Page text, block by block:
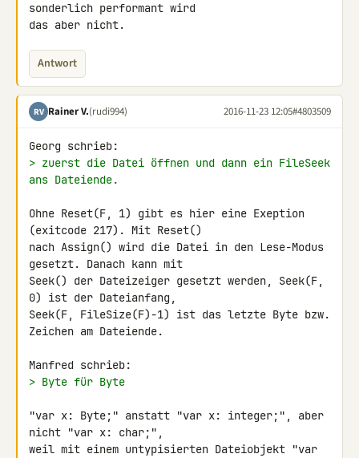
sonderlich performant wird
das aber nicht.
Antwort
RV Rainer V.(rudi994) 2016-11-23 12:05#4803509
> zuerst die Datei öffnen und dann ein FileSeek
ans Dateiende.
Ohne Reset(F, 1) gibt es hier eine Exeption
(exitcode 217). Mit Reset()
nach Assign() wird die Datei in den Lese-Modus
gesetzt. Danach kann mit
Seek() der Dateizeiger gesetzt werden, Seek(F,
0) ist der Dateianfang,
Seek(F, FileSize(F)-1) ist das letzte Byte bzw.
Zeichen am Dateiende.
> Byte für Byte
"var x: Byte;" anstatt "var x: integer;", aber
nicht "var x: char;",
weil mit einem untypisierten Dateiobjekt "var